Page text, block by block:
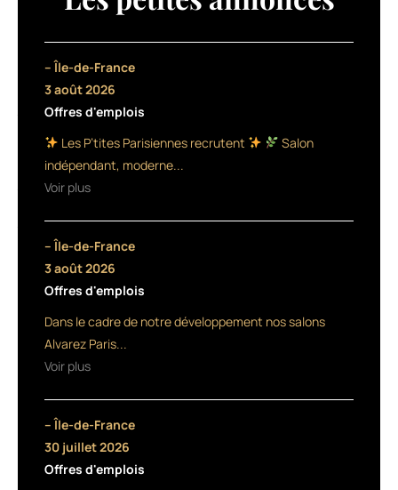
cheveux
fragilisés
services
techniques.
produits
repose
complexe
associant
nutriments
protéines
– Île-de-France
3 août 2026
Offres d'emplois
Les P’tites Parisiennes recrutent
Salon
indépendant, moderne...
Voir plus
– Île-de-France
3 août 2026
Offres d'emplois
Dans le cadre de notre développement nos salons
Alvarez Paris...
Voir plus
– Île-de-France
30 juillet 2026
Offres d'emplois